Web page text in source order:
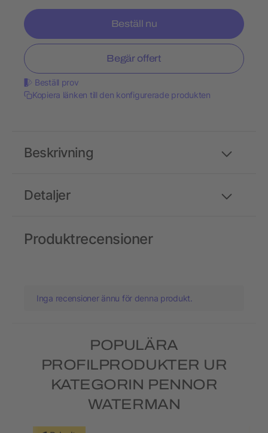
Beställ nu
Begär offert
Beställ prov
Kopiera länken till den konfigurerade produkten
Detaljer
Beskrivning
Produktrecensioner
Inga recensioner ännu för denna produkt.
POPULÄRA
PROFILPRODUKTER UR
KATEGORIN PENNOR
WATERMAN